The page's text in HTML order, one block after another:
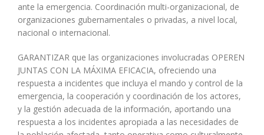
ante la emergencia. Coordinación multi-organizacional, de
organizaciones gubernamentales o privadas, a nivel local,
nacional o internacional.
GARANTIZAR que las organizaciones involucradas OPEREN
JUNTAS CON LA MÁXIMA EFICACIA, ofreciendo una
respuesta a incidentes que incluya el mando y control de la
emergencia, la cooperación y coordinación de los actores,
y la gestión adecuada de la información, aportando una
respuesta a los incidentes apropiada a las necesidades de